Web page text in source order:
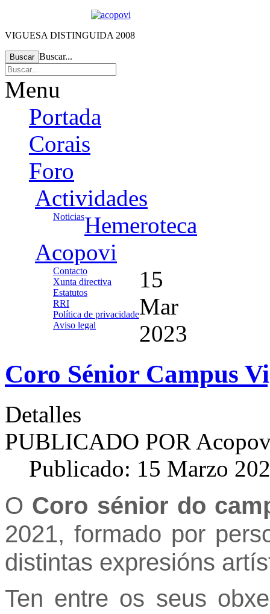
VIGUESA DISTINGUIDA 2008
Buscar Buscar...
Menu
Portada
Corais
Foro
Actividades
NoticiasHemeroteca
Acopovi
Contacto
Xunta directiva
Estatutos
RRI
Política de privacidade
Aviso legal
15
Mar
2023
Coro Sénior Campus
Detalles
PUBLICADO POR
Publicado: 15 Marzo
O Coro sénior do
2021, formado por
distintas expresións
Ten entre os seus